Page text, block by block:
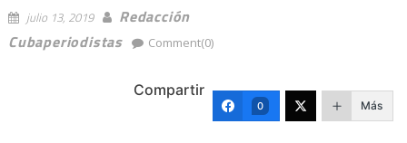
julio 13, 2019
Redacción
Cubaperiodistas
Comment(0)
Compartir
0 Más